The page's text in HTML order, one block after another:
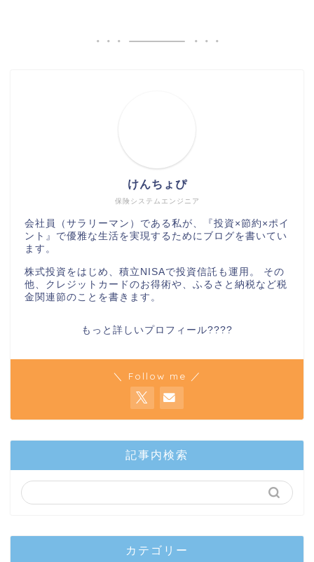
保険システムエンジニア
けんちょぴ
会社員（サラリーマン）である私が、『投資×節約×ポイ
ント』で優雅な生活を実現するためにブログを書いてい
ます。
株式投資をはじめ、積立NISAで投資信託も運用。 その
他、クレジットカードのお得術や、ふるさと納税など税
金関連節のことを書きます。
もっと詳しいプロフィール????
＼ Follow me ／
記事内検索
カテゴリー